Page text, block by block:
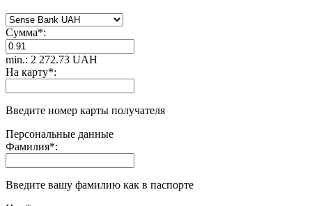
Сумма*:
min.: 2 272.73 UAH
На карту*:
Введите номер карты получателя
Персональные данные
Фамилия*:
Введите вашу фамилию как в паспорте